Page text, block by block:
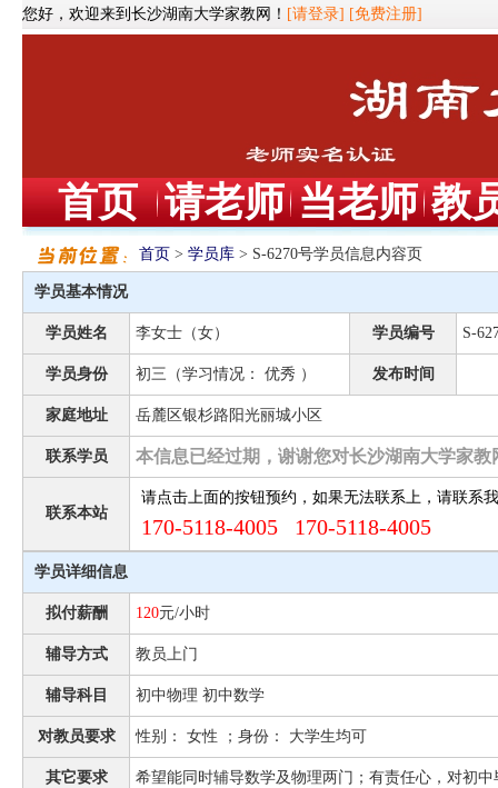
您好，欢迎来到长沙湖南大学家教网！ [请登录] [免费注册]
首页 请老师 当老师 教
首页 > 学员库 > S-6270号学员信息内容页
学员基本情况
学员姓名 李女士（女） 学员编号 S-
学员身份 初三（学习情况： 优秀 ） 发布时间
家庭地址 岳麓区银杉路阳光丽城小区
联系学员 本信息已经过期，谢谢您对长沙湖南大学家教
联系本站
请点击上面的按钮预约，如果无法联系上，请联系
170-5118-4005 170-5118-4005
学员详细信息
拟付薪酬 120元/小时
辅导方式 教员上门
辅导科目 初中物理 初中数学
对教员要求 性别： 女性 ；身份： 大学生均可
其它要求 希望能同时辅导数学及物理两门；有责任心，对初